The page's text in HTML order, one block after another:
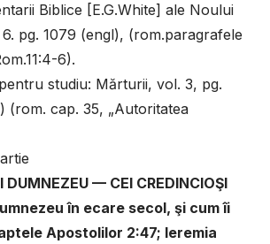
Biblice [E.G.White] ale Noului
pg. 1079 (engl), (rom.paragrafele
6).
studiu: Mărturii, vol. 3, pg.
(rom. cap. 35, „Autoritatea
DUMNEZEU — CEI CREDINCIOŞI
în ecare secol, şi cum îi
Apostolilor 2:47; Ieremia